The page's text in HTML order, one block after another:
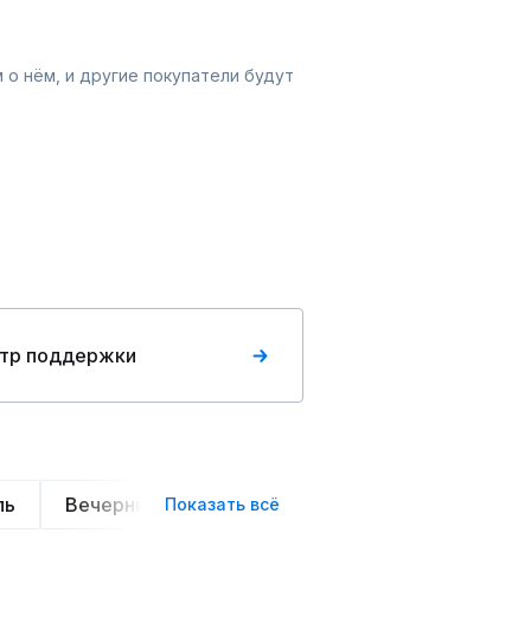
нём, и другие покупатели будут
поддержки
Вечерние Классические
Показать всё